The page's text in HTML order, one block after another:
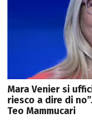
Mara Venier si
riesco a dire di
Teo Mammucari